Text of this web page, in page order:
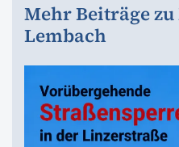
Mehr Beiträge
Lembach